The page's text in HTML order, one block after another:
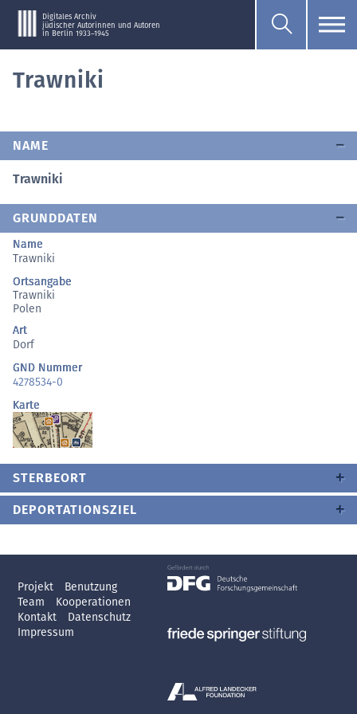
Digitales Archiv
jüdischer Autorinnen und Autoren
in Berlin 1933–1945
Trawniki
NAME
Trawniki
GRUNDDATEN
Name
Trawniki
Ortsangabe
Trawniki
Polen
Art
Dorf
GND Nummer
4278534-0
Karte
STERBEORT
DEPORTATIONSZIEL
Projekt
Benutzung
Team
Kooperationen
Kontakt
Datenschutz
Impressum